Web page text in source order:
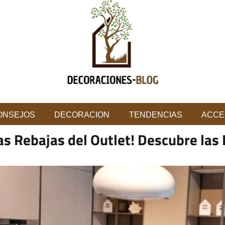
DECORACION TENDENCIAS
Rebajas del Outlet! Descubre